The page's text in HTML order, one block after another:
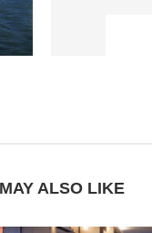
ALSO LIKE